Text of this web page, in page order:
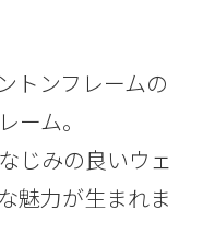
トンフレームの
ーム。
じみの良いウェ
魅力が生まれま